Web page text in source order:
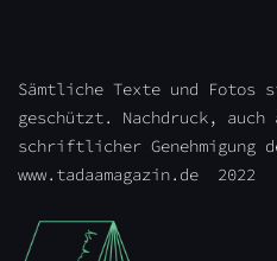
Sämtliche Texte und Fotos
geschützt. Nachdruck, auch
schriftlicher Genehmigung
www.tadaamagazin.de 2022